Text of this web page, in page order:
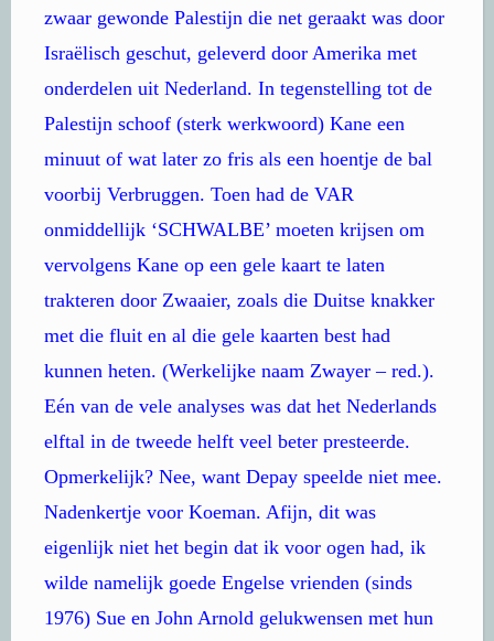
zwaar gewonde Palestijn die net geraakt was door
Israëlisch geschut, geleverd door Amerika met
onderdelen uit Nederland. In tegenstelling tot de
Palestijn schoof (sterk werkwoord) Kane een
minuut of wat later zo fris als een hoentje de bal
voorbij Verbruggen. Toen had de VAR
onmiddellijk ‘SCHWALBE’ moeten krijsen om
vervolgens Kane op een gele kaart te laten
trakteren door Zwaaier, zoals die Duitse knakker
met die fluit en al die gele kaarten best had
kunnen heten. (Werkelijke naam Zwayer – red.).
Eén van de vele analyses was dat het Nederlands
elftal in de tweede helft veel beter presteerde.
Opmerkelijk? Nee, want Depay speelde niet mee.
Nadenkertje voor Koeman. Afijn, dit was
eigenlijk niet het begin dat ik voor ogen had, ik
wilde namelijk goede Engelse vrienden (sinds
1976) Sue en John Arnold gelukwensen met hun